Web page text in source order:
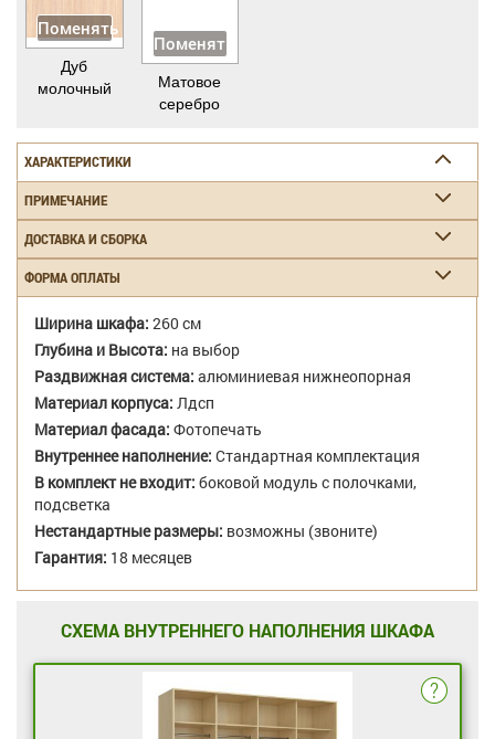
Поменять
Дуб
молочный
Поменять
Матовое
серебро
ХАРАКТЕРИСТИКИ
ПРИМЕЧАНИЕ
ДОСТАВКА И СБОРКА
ФОРМА ОПЛАТЫ
Ширина шкафа: 260 см
Глубина и Высота: на выбор
Раздвижная система: алюминиевая нижнеопорная
Материал корпуса: Лдсп
Материал фасада: Фотопечать
Внутреннее наполнение: Стандартная комплектация
В комплект не входит: боковой модуль с полочками,
подсветка
Нестандартные размеры: возможны (звоните)
Гарантия: 18 месяцев
СХЕМА ВНУТРЕННЕГО НАПОЛНЕНИЯ ШКАФА